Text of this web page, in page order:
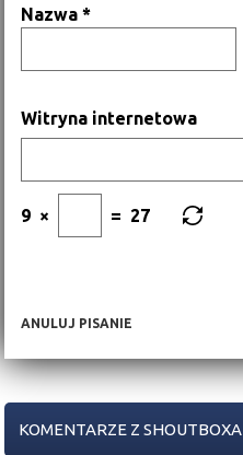
ANULUJ PISANIE
Nazwa*
Witryna internetowa
9 × = 27
KOMENTARZE Z SHOUTBOXA